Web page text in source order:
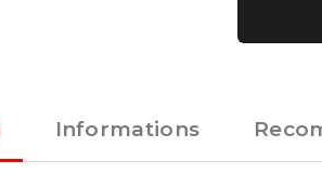
Informations